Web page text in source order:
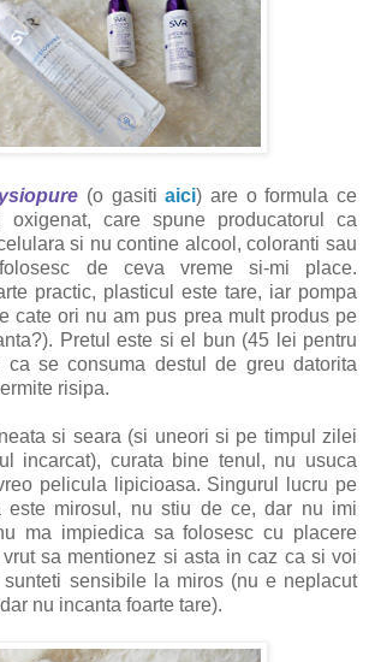
(o gasitiaici) are o formula ce
oxigenat, care spune producatorul ca
si nu contine alcool, coloranti sau
de ceva vreme si-mi place.
practic, plasticul este tare, iar pompa
cate ori nu am pus prea mult produs pe
Pretul este si el bun (45 lei pentru
se consuma destul de greu datorita
risipa.
si seara (si uneori si pe timpul zilei
incarcat), curata bine tenul, nu usuca
pelicula lipicioasa. Singurul lucru pe
este mirosul, nu stiu de ce, dar nu imi
ma impiedica sa folosesc cu placere
sa mentionez si asta in caz ca si voi
sensibile la miros (nu e neplacut
nu incanta foarte tare).